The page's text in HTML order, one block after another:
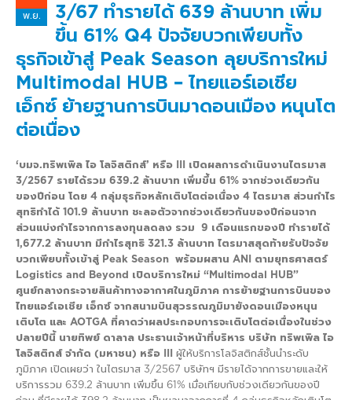
พ.ย.
3/67 ทำรายได้ 639 ล้านบาท เพิ่ม
ขึ้น 61% Q4 ปัจจัยบวกเพียบทั้ง
ธุรกิจเข้าสู่ Peak Season ลุยบริการใหม่
Multimodal HUB – ไทยแอร์เอเชีย
เอ็กซ์ ย้ายฐานการบินมาดอนเมือง หนุนโต
ต่อเนื่อง
‘บมจ.ทริพเพิล ไอ โลจิสติกส์’ หรือ III เปิดผลการดำเนินงานไตรมาส
3/2567 รายได้รวม 639.2 ล้านบาท เพิ่มขึ้น 61% จากช่วงเดียวกัน
ของปีก่อน โดย 4 กลุ่มธุรกิจหลักเติบโตต่อเนื่อง 4 ไตรมาส ส่วนกำไร
สุทธิทำได้ 101.9 ล้านบาท ชะลอตัวจากช่วงเดียวกันของปีก่อนจาก
ส่วนแบ่งกำไรจากการลงทุนลดลง รวม 9 เดือนแรกของปี ทำรายได้
1,677.2 ล้านบาท มีกำไรสุทธิ 321.3 ล้านบาท ไตรมาสสุดท้ายรับปัจจัย
บวกเพียบทั้งเข้าสู่ Peak Season พร้อมผสาน ANI ตามยุทธศาสตร์
Logistics and Beyond เปิดบริการใหม่ “Multimodal HUB”
ศูนย์กลางกระจายสินค้าทางอากาศในภูมิภาค การย้ายฐานการบินของ
ไทยแอร์เอเชีย เอ็กซ์ จากสนามบินสุวรรณภูมิมายังดอนเมืองหนุน
เติบโต และ AOTGA ที่คาดว่าผลประกอบการจะเติบโตต่อเนื่องในช่วง
ปลายปีนี้ นายทิพย์ ดาลาล ประธานเจ้าหน้าที่บริหาร บริษัท ทริพเพิล ไอ
โลจิสติกส์ จำกัด (มหาชน) หรือ
ผู้ให้บริการโลจิสติกส์ชั้นนำระดับ
ภูมิภาค เปิดเผยว่า ในไตรมาส 3/2567 บริษัทฯ มีรายได้จากการขายและให้
บริการรวม 639.2 ล้านบาท เพิ่มขึ้น 61% เมื่อเทียบกับช่วงเดียวกันของปี